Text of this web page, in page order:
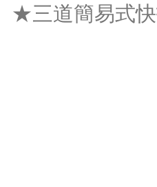
★三道簡易式